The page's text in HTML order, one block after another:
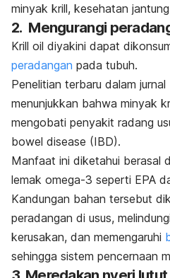
minyak krill, kesehatan
2. Mengurangi
Krill oil diyakini dapat
peradangan pada tubuh.
Penelitian terbaru dalam jurnal
menunjukkan bahwa minyak
mengobati penyakit radang
bowel disease (IBD).
Manfaat ini diketahui berasal
lemak omega-3 seperti EPA
Kandungan bahan tersebut
peradangan di usus,
kerusakan, dan memengaruhi
sehingga sistem pencernaan